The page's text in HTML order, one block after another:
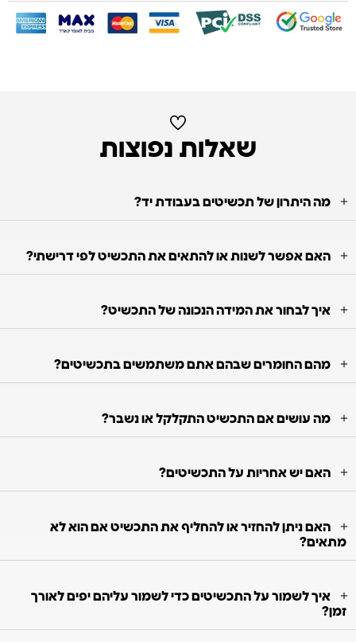
שאלות נפוצות
מה היתרון של תכשיטים בעבודת יד?
האם אפשר לשנות או להתאים את התכשיט לפי דרישתי?
איך לבחור את המידה הנכונה של התכשיט?
מהם החומרים שבהם אתם משתמשים בתכשיטים?
מה עושים אם התכשיט התקלקל או נשבר?
האם יש אחריות על התכשיטים?
האם ניתן להחזיר או להחליף את התכשיט אם הוא לא
מתאים?
איך לשמור על התכשיטים כדי לשמור עליהם יפים לאורך
זמן?